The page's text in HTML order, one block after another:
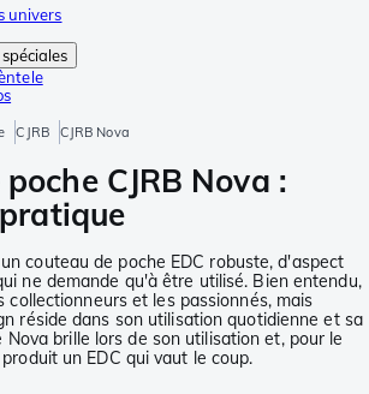
univers
CJRB CJRB Nova
CJRB Nova :
couteau de poche EDC robuste, d'aspect
ne demande qu'à être utilisé. Bien entendu,
collectionneurs et les passionnés, mais
réside dans son utilisation quotidienne et sa
Nova brille lors de son utilisation et, pour le
un EDC qui vaut le coup.